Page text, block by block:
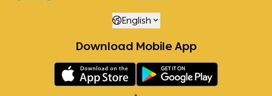
English
Download Mobile App